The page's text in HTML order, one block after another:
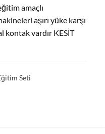
amaçlı
aşırı yüke karşı
kontak vardır KESİT
Seti